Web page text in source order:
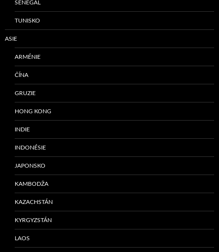
SENEGAL
TUNISKO
ASIE
ARMÉNIE
ČÍNA
GRUZIE
HONG KONG
INDIE
INDONÉSIE
JAPONSKO
KAMBODŽA
KAZACHSTÁN
KYRGYZSTÁN
LAOS